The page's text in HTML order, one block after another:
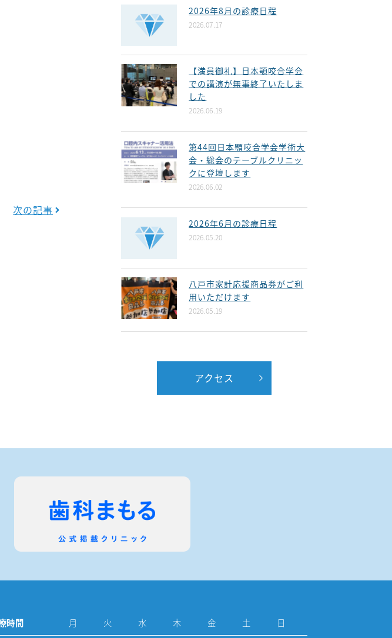
次の記事
2026年8月の診療日程
2026.07.17
【満員御礼】日本顎咬合学会
での講演が無事終了いたしま
した
2026.06.19
第44回日本顎咬合学会学術大
会・総会のテーブルクリニッ
クに登壇します
2026.06.02
2026年6月の診療日程
2026.05.20
八戸市家計応援商品券がご利
用いただけます
2026.05.19
アクセス
時間 月 火 水 木 金 土 日